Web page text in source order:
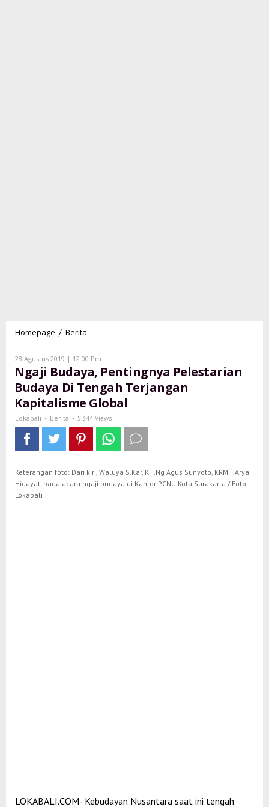
Homepage / Berita
Pentingnya
Pelestarian
Budaya
Di
Tengah
Kapitalisme
Global
28 Agustus 2019 | 12:00 Pm
Lokabali
Ngaji Budaya, Pentingnya Pelestarian
Budaya Di Tengah Terjangan
Kapitalisme Global
Lokabali - Berita - 5.344 Views
Keterangan foto: Dari kiri, Waluya S.Kar, KH.Ng Agus Sunyoto, KRMH.Arya
Hidayat, pada acara ngaji budaya di Kantor PCNU Kota Surakarta / Foto:
Lokabali
LOKABALI.COM- Kebudayan Nusantara saat ini tengah